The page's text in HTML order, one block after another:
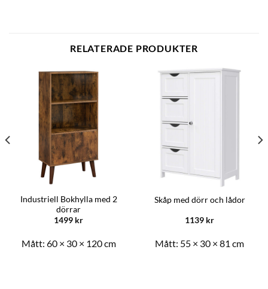
RELATERADE PRODUKTER
Industriell Bokhylla med 2
dörrar
1499 kr
Mått: 60 × 30 × 120 cm
Skåp med dörr och lådor
1139 kr
Mått: 55 × 30 × 81 cm